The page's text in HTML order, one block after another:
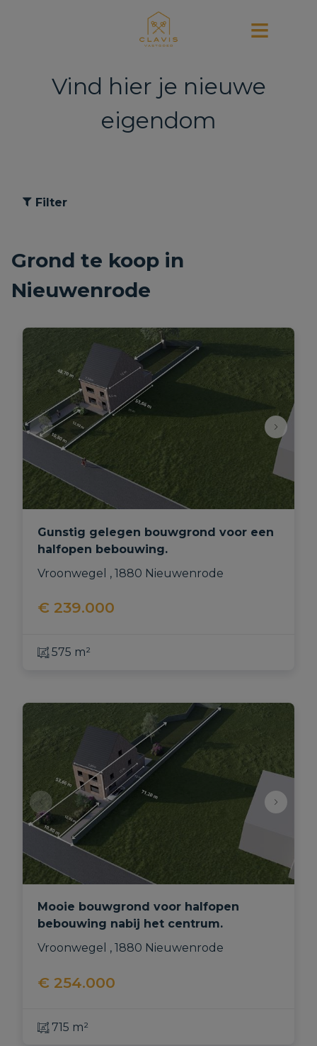
Vind hier je nieuwe
eigendom
Filter
Grond te koop in
Nieuwenrode
Gunstig gelegen bouwgrond voor een
halfopen bebouwing.
Vroonwegel , 1880 Nieuwenrode
€ 239.000
575 m²
Mooie bouwgrond voor halfopen
bebouwing nabij het centrum.
Vroonwegel , 1880 Nieuwenrode
€ 254.000
715 m²